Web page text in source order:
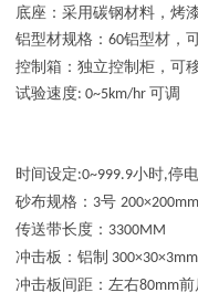
底座：采用碳钢材料，烤
铝型材规格： 60铝型材，
控制箱：独立控制柜，可
试验速度: 0~5km/hr 可调
时间设定:0~999.9小时,停
砂布规格： 3号
传送带长度： 3300MM
冲击板：铝制
冲击板间距：左右80mm前